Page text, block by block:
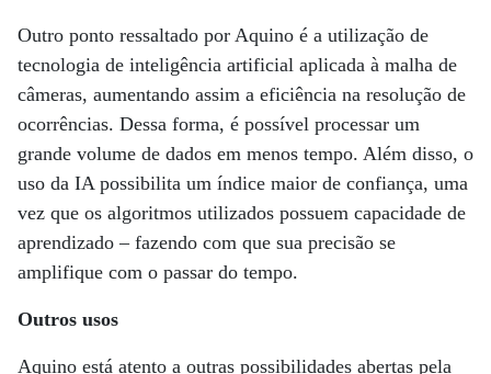
Outro ponto ressaltado por Aquino é a utilização de
tecnologia de inteligência artificial aplicada à malha de
câmeras, aumentando assim a eficiência na resolução de
ocorrências. Dessa forma, é possível processar um
grande volume de dados em menos tempo. Além disso, o
uso da IA possibilita um índice maior de confiança, uma
vez que os algoritmos utilizados possuem capacidade de
aprendizado – fazendo com que sua precisão se
amplifique com o passar do tempo.
Outros usos
Aquino está atento a outras possibilidades abertas pela